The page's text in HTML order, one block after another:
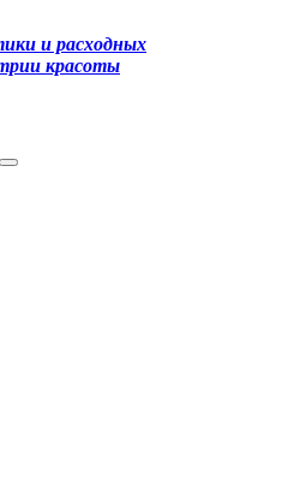
и расходных
красоты